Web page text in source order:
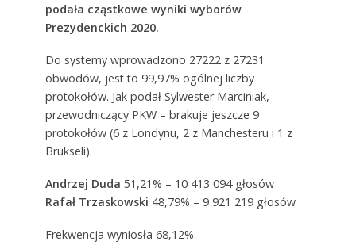
podała cząstkowe wyniki wyborów
Prezydenckich 2020.
Do systemy wprowadzono 27222 z 27231
obwodów, jest to 99,97% ogólnej liczby
protokołów. Jak podał Sylwester Marciniak,
przewodniczący PKW – brakuje jeszcze 9
protokołów (6 z Londynu, 2 z Manchesteru i 1 z
Brukseli).
Andrzej Duda 51,21% – 10 413 094 głosów
Rafał Trzaskowski 48,79% – 9 921 219 głosów
Frekwencja wyniosła 68,12%.